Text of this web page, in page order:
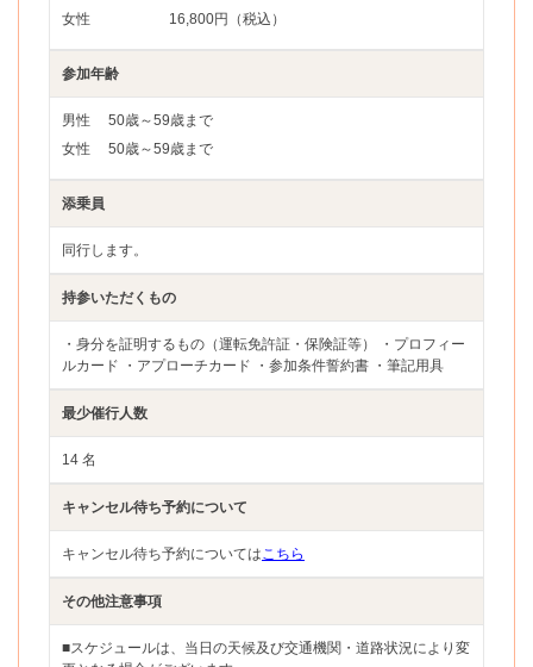
女性
16,800円（税込）
参加年齢
男性
50歳～59歳まで
女性
50歳～59歳まで
添乗員
同行します。
持参いただくもの
・身分を証明するもの（運転免許証・保険証等） ・プロフィー
ルカード ・アプローチカード ・参加条件誓約書 ・筆記用具
最少催行人数
14 名
キャンセル待ち予約について
キャンセル待ち予約についてはこちら
その他注意事項
■スケジュールは、当日の天候及び交通機関・道路状況により変